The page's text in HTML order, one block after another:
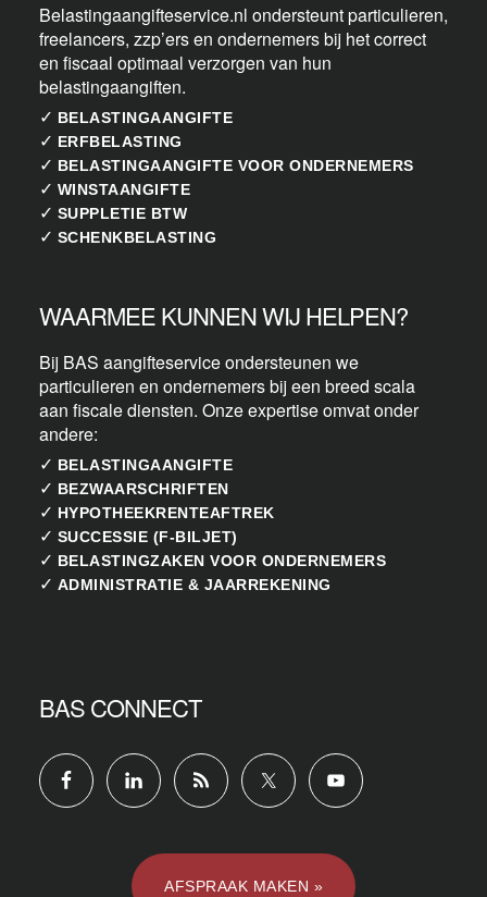
Belastingaangifteservice.nl ondersteunt particulieren,
freelancers, zzp’ers en ondernemers bij het correct
en fiscaal optimaal verzorgen van hun
belastingaangiften.
✓ BELASTINGAANGIFTE
✓ ERFBELASTING
✓ BELASTINGAANGIFTE VOOR ONDERNEMERS
✓ WINSTAANGIFTE
✓ SUPPLETIE BTW
✓ SCHENKBELASTING
WAARMEE KUNNEN WIJ HELPEN?
Bij BAS aangifteservice ondersteunen we
particulieren en ondernemers bij een breed scala
aan fiscale diensten. Onze expertise omvat onder
andere:
✓ BELASTINGAANGIFTE
✓ BEZWAARSCHRIFTEN
✓ HYPOTHEEKRENTEAFTREK
✓ SUCCESSIE (F-BILJET)
✓ BELASTINGZAKEN VOOR ONDERNEMERS
✓ ADMINISTRATIE & JAARREKENING
BAS CONNECT
AFSPRAAK MAKEN »